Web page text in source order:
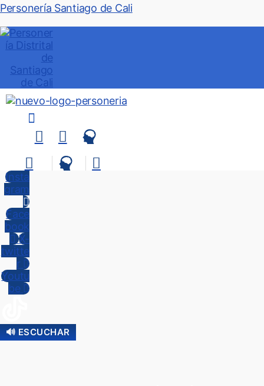
Personería Santiago de Cali
Menú
Insta
gram
Face
book
X-
twitte
r
Youtu
be
🔊 ESCUCHAR